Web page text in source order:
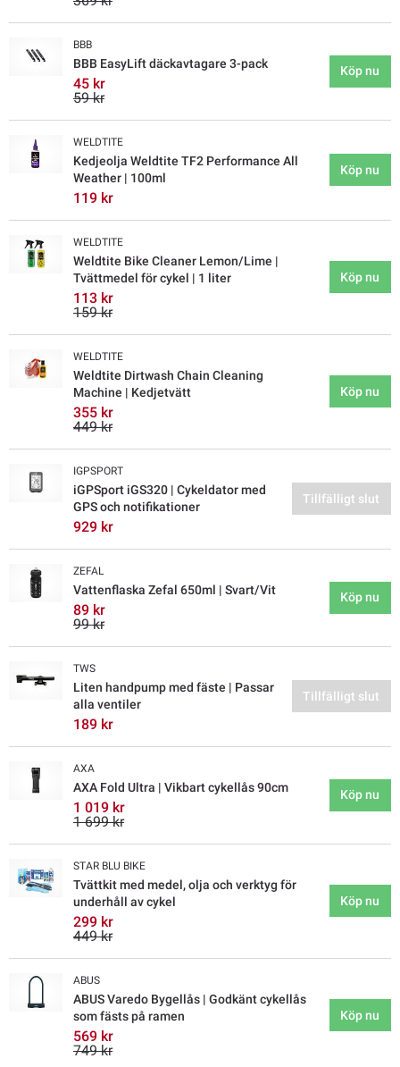
BBB
BBB EasyLift däckavtagare 3-pack
45 kr
59 kr
Köp nu
WELDTITE
Kedjeolja Weldtite TF2 Performance All
Weather | 100ml
119 kr
Köp nu
WELDTITE
Weldtite Bike Cleaner Lemon/Lime |
Tvättmedel för cykel | 1 liter
113 kr
159 kr
Köp nu
WELDTITE
Weldtite Dirtwash Chain Cleaning
Machine | Kedjetvätt
355 kr
449 kr
Köp nu
IGPSPORT
iGPSport iGS320 | Cykeldator med
GPS och notifikationer
929 kr
Tillfälligt slut
ZEFAL
Vattenflaska Zefal 650ml | Svart/Vit
89 kr
99 kr
Köp nu
TWS
Liten handpump med fäste | Passar
alla ventiler
189 kr
Tillfälligt slut
AXA
AXA Fold Ultra | Vikbart cykellås 90cm
1 019 kr
1 699 kr
Köp nu
STAR BLU BIKE
Tvättkit med medel, olja och verktyg för
underhåll av cykel
299 kr
449 kr
Köp nu
ABUS
ABUS Varedo Bygellås | Godkänt cykellås
som fästs på ramen
569 kr
749 kr
Köp nu